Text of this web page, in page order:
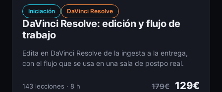
Iniciación DaVinci Resolve
DaVinci Resolve: edición y flujo de
trabajo
Edita en DaVinci Resolve de la ingesta a la entrega,
con el flujo que se usa en una sala de postpo real.
143 lecciones · 8 h 179€ 129€